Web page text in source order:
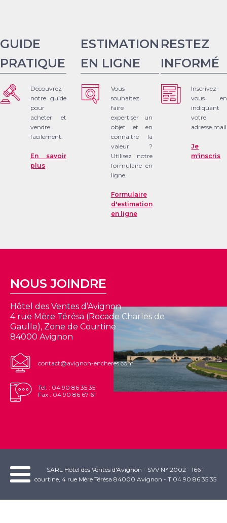
GUIDE
PRATIQUE
Découvrez
notre guide
pour
acheter et
vendre
facilement.
En savoir
plus
ESTIMATION
EN LIGNE
Vous
souhaitez
faire
expertiser un
objet et en
connaitre la
valeur ?
Utilisez notre
formulaire en
ligne.
Formulaire
d'estimation
en ligne
RESTEZ
INFORMÉ
Inscrivez-
vous en
indiquant
votre
adresse mail
Je
m'inscris
NOUS JOINDRE
Hôtel des Ventes d’Avignon
4 rue Mère Térésa (Rocade Charles de
Gaulle), Zone de Courtine
84000 Avignon
contact@avignon-encheres.com
Tel. : 04 90 86 35 35
Fax : 04 90 86 67 61
SARL Hôtel des Ventes d'Avignon - SVV N° 2002 - 166 -
courtine, 4 rue Mère Térésa 84000 Avignon - T 04 90 86 35 35